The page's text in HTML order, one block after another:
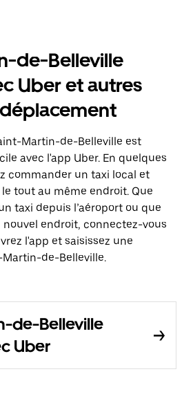
de-Belleville
Uber et autres
Martin-de-Belleville est
avec l'app Uber. En quelques
commander un taxi local et
tout au même endroit. Que
taxi depuis l’aéroport ou que
nouvel endroit, connectez-vous
l'app et saisissez une
de-Belleville.
de-Belleville
Uber